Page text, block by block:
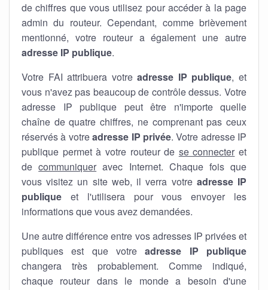
de chiffres que vous utilisez pour accéder à la page
admin du routeur. Cependant, comme brièvement
mentionné, votre routeur a également une autre
adresse IP publique.
Votre FAI attribuera votreadresse IP publique, et
vous n'avez pas beaucoup de contrôle dessus. Votre
adresse IP publique peut être n'importe quelle
chaîne de quatre chiffres, ne comprenant pas ceux
réservés à votreadresse IP privée. Votre adresse IP
publique permet à votre routeur de se connecter et
decommuniquer avec Internet. Chaque fois que
vous visitez un site web, il verra votre adresse IP
publique et l'utilisera pour vous envoyer les
informations que vous avez demandées.
Une autre différence entre vos adresses IP privées et
publiques est que votreadresse IP publique
changera très probablement. Comme indiqué,
chaque routeur dans le monde a besoin d'une